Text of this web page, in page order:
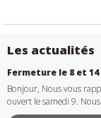
Les actualités
Fermeture le 8 et
Bonjour, Nous vous
ouvert le samedi 9.